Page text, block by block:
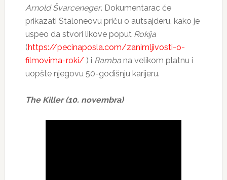
Arnold Švarceneger. Dokumentarac će
prikazati Staloneovu priču o autsajderu, kako je
uspeo da stvori likove poput Rokija
(https://pecinaposla.com/zanimljivosti-o-
filmovima-roki/ ) i Rambana velikom platnu i
uopšte njegovu 50-godišnju karijeru.
The Killer (10. novembra)